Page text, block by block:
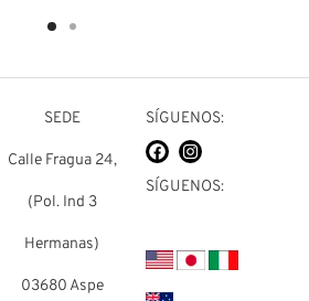
SEDE
Calle Fragua 24,
(Pol. Ind 3
Hermanas)
03680 Aspe
SÍGUENOS:
SÍGUENOS: